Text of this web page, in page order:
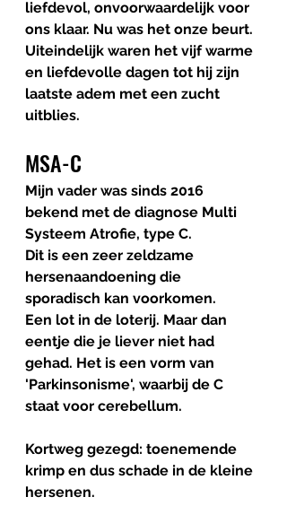
liefdevol, onvoorwaardelijk voor
ons klaar. Nu was het onze beurt.
Uiteindelijk waren het vijf warme
en liefdevolle dagen tot hij zijn
laatste adem met een zucht
uitblies.
MSA-C
Mijn vader was sinds 2016
bekend met de diagnose Multi
Systeem Atrofie, type C.
Dit is een zeer zeldzame
hersenaandoening die
sporadisch kan voorkomen.
Een lot in de loterij. Maar dan
eentje die je liever niet had
gehad. Het is een vorm van
'Parkinsonisme', waarbij de C
staat voor cerebellum.
Kortweg gezegd: toenemende
krimp en dus schade in de kleine
hersenen.